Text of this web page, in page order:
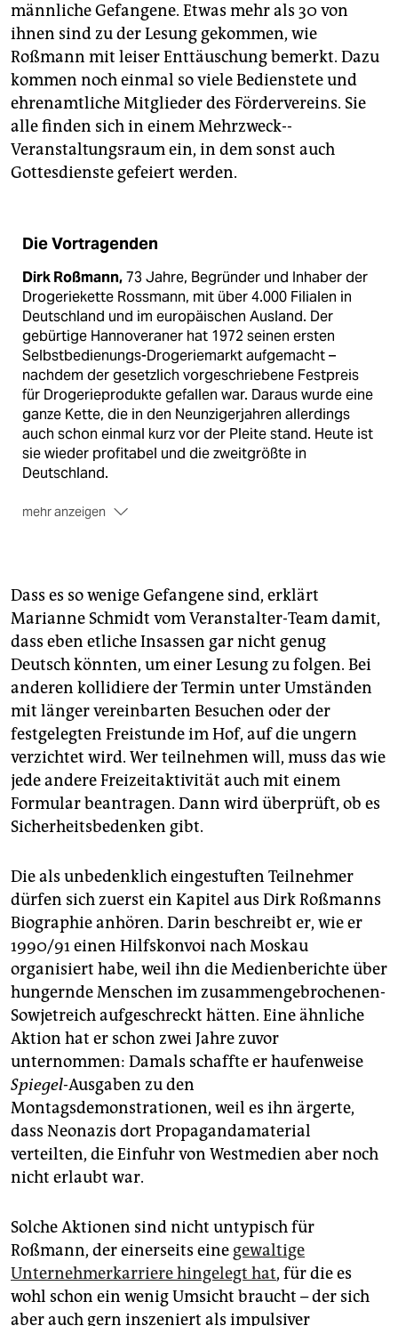
männliche Gefangene. Etwas mehr als 30 von
ihnen sind zu der Lesung gekommen, wie
Roßmann­ mit leiser Enttäuschung bemerkt. Dazu
kommen noch einmal so viele Bedienstete und
ehrenamtliche Mitglieder des Fördervereins. Sie
alle finden sich in einem Mehrzweck-­
Veranstaltungsraum ein, in dem sonst auch
Gottesdienste gefeiert werden.
Die Vortragenden
Dirk Roßmann,73 Jahre, Begründer und Inhaber der
Drogeriekette Rossmann, mit über 4.000 Filialen in
Deutschland und im europäischen Ausland. Der
gebürtige Hannoveraner hat 1972 seinen ersten
Selbstbedienungs-­Drogeriemarkt aufgemacht –
nachdem der gesetzlich vorgeschriebene Festpreis
für Drogerieprodukte gefallen war. Daraus wurde eine
ganze Kette, die in den Neunzigerjahren allerdings
auch schon einmal kurz vor der Pleite stand. Heute ist
sie wieder profitabel und die zweitgrößte in
Deutschland.
mehr anzeigen
Niedersachsen (KfN) in Hannover und als solcher
gefragter Experte und Interviewpartner in vielen
Medien. Er unterbrach seine Leitungstätigkeit von
2000 bis 2003 um als niedersächsischer
Justizminister für die SPD zu amtieren.
Dass es so wenige Gefangene sind, erklärt
Marianne Schmidt vom Veranstalter-Team damit,
dass eben etliche Insassen gar nicht genug
Deutsch könnten, um einer Lesung zu folgen. Bei
anderen kollidiere der Termin unter Umständen
mit länger vereinbarten Besuchen oder der
festgelegten Freistunde im Hof, auf die ungern
verzichtet wird. Wer teilnehmen will, muss das wie
jede andere Freizeitaktivität auch mit einem
Formular­ beantragen. Dann wird überprüft, ob es
Sicherheitsbedenken gibt.
Die als unbedenklich eingestuften Teilnehmer
dürfen sich zuerst ein Kapitel aus Dirk Roßmanns
Biographie anhören. Darin beschreibt er, wie er
1990/91 einen Hilfskonvoi nach Moskau
organisiert habe, weil ihn die Medienberichte über
hungernde Menschen im zusammengebrochenen­
Sowjetreich aufgeschreckt hätten. Eine ähnliche
Aktion hat er schon zwei Jahre zuvor
unternommen: Damals schaffte er haufenweise
Spiegel-­Ausgaben zu den
Montagsdemonstrationen, weil es ihn ärgerte,
dass Neonazis dort Propagandamaterial
verteilten, die Einfuhr von Westmedien aber noch
nicht erlaubt war.
Solche Aktionen sind nicht untypisch für
Roßmann,­ der einerseits eine gewaltige
Unternehmerkarriere hingelegt hat, für die es
wohl schon ein wenig Umsicht braucht – der sich
aber auch gern inszeniert als impulsiver